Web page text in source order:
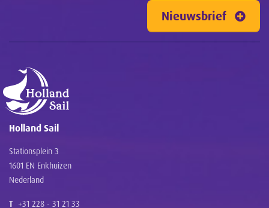
Nieuwsbrief
Holland Sail
Stationsplein 3
1601 EN Enkhuizen
Nederland
T +31 228 - 31 21 33